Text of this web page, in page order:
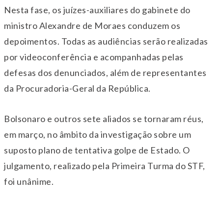
Nesta fase, os juízes-auxiliares do gabinete do
ministro Alexandre de Moraes conduzem os
depoimentos. Todas as audiências serão realizadas
por videoconferência e acompanhadas pelas
defesas dos denunciados, além de representantes
da Procuradoria-Geral da República.
Bolsonaro e outros sete aliados se tornaram réus,
em março, no âmbito da investigação sobre um
suposto plano de tentativa golpe de Estado. O
julgamento, realizado pela Primeira Turma do STF,
foi unânime.